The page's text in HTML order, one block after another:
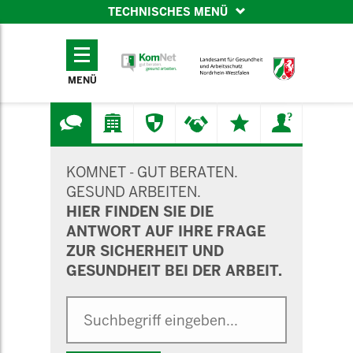
TECHNISCHES MENÜ
TECHNISCHES
MENÜ
KOMNET - GUT BERATEN.
GESUND ARBEITEN.
HIER FINDEN SIE DIE
ANTWORT AUF IHRE FRAGE
ZUR SICHERHEIT UND
GESUNDHEIT BEI DER ARBEIT.